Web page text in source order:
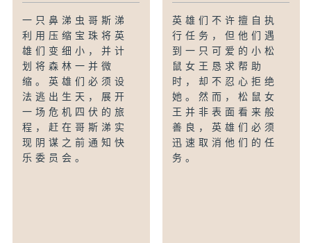
一只鼻涕虫哥斯涕
利用压缩宝珠将英
雄们变细小，并计
划将森林一并微
缩。英雄们必须设
法逃出生天，展开
一场危机四伏的旅
程，赶在哥斯涕实
现阴谋之前通知快
乐委员会。
英雄们不许擅自执
行任务，但他们遇
到一只可爱的小松
鼠女王恳求帮助
时，却不忍心拒绝
她。然而，松鼠女
王并非表面看来般
善良，英雄们必须
迅速取消他们的任
务。